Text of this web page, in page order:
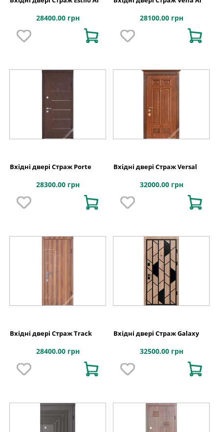
28400.00 грн 28100.00 грн
Вхідні двері Страж Porte
28300.00 грн
Вхідні двері Страж Versal
32000.00 грн
Вхідні двері Страж Track
28400.00 грн
Вхідні двері Страж Galaxy
32500.00 грн